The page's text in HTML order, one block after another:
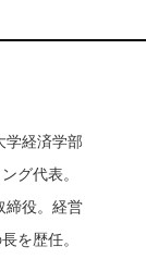
学経済学部
グ代表。
締役。経営
を歴任。